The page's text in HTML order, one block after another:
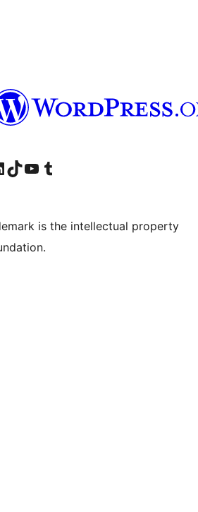
na Facebooku
LinkedIn účet
Navštivte náš TikTok účetNavštivte náš YouTube kanálNavštivte náš Tumblr účet
is the intellectual property